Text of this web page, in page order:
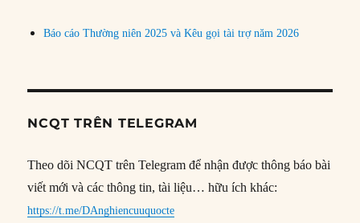
Báo cáo Thường niên 2025 và Kêu gọi tài trợ năm 2026
NCQT TRÊN TELEGRAM
Theo dõi NCQT trên Telegram để nhận được thông báo bài
viết mới và các thông tin, tài liệu… hữu ích khác:
https://t.me/DAnghiencuuquocte